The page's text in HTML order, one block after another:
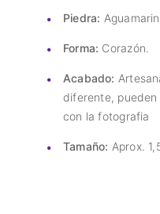
Piedra:
Forma: Corazón.
Acabado:
diferente,
con la fotografia
Tamaño: Aprox.